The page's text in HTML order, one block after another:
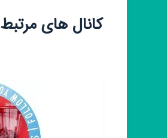
کانال های مرتبط